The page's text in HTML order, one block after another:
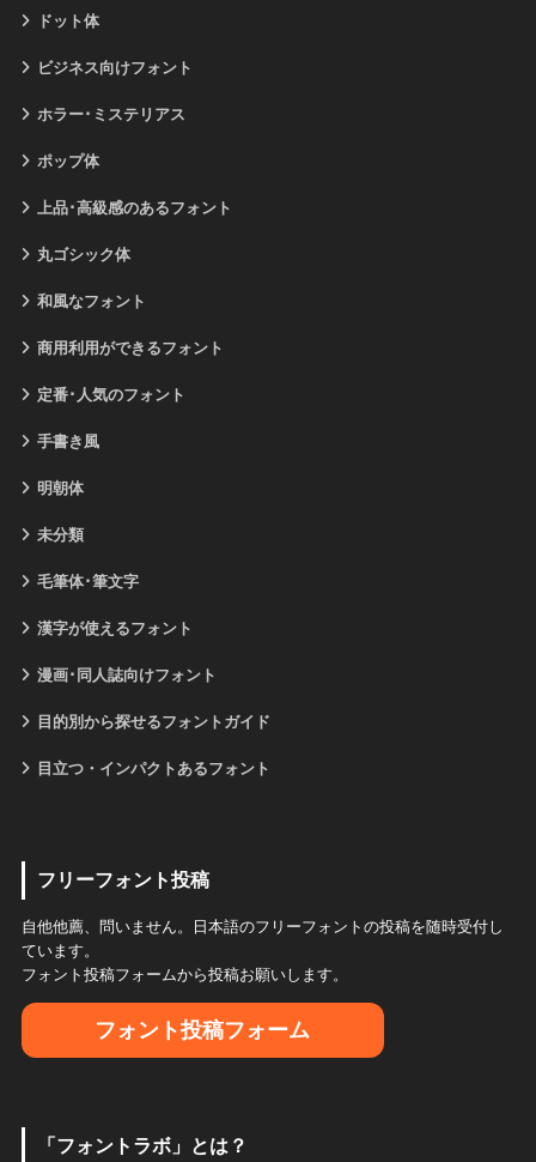
ドット体
ビジネス向けフォント
ホラー･ミステリアス
ポップ体
上品･高級感のあるフォント
丸ゴシック体
和風なフォント
商用利用ができるフォント
定番･人気のフォント
手書き風
明朝体
未分類
毛筆体･筆文字
漢字が使えるフォント
漫画･同人誌向けフォント
目的別から探せるフォントガイド
目立つ・インパクトあるフォント
フリーフォント投稿
自他他薦、問いません。日本語のフリーフォントの投稿を随時受付し
ています。
フォント投稿フォームから投稿お願いします。
フォント投稿フォーム
「フォントラボ」とは？